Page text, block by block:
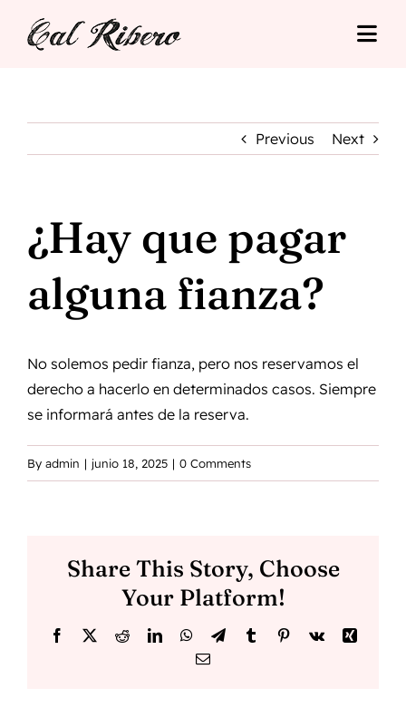
Tarifas
Situació
Reserva Online
Previous Next
¿Hay que pagar
alguna fianza?
No solemos pedir fianza, pero nos reservamos el
derecho a hacerlo en determinados casos. Siempre
se informará antes de la reserva.
By admin | junio 18, 2025 | 0 Comments
Share This Story, Choose
Your Platform!
Facebook
X RedditLinkedInWhatsApp
TelegramTumblrPinterest
Vk
Xing
Email